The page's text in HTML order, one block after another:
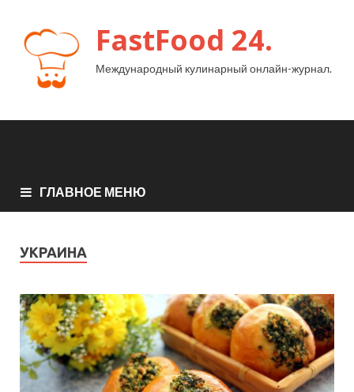
FastFood 24.
Международный кулинарный онлайн-журнал.
ГЛАВНОЕ МЕНЮ
УКРАИНА